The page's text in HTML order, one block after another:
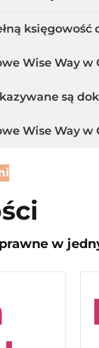
księgowość
Wise Way
są
Wise Way
w